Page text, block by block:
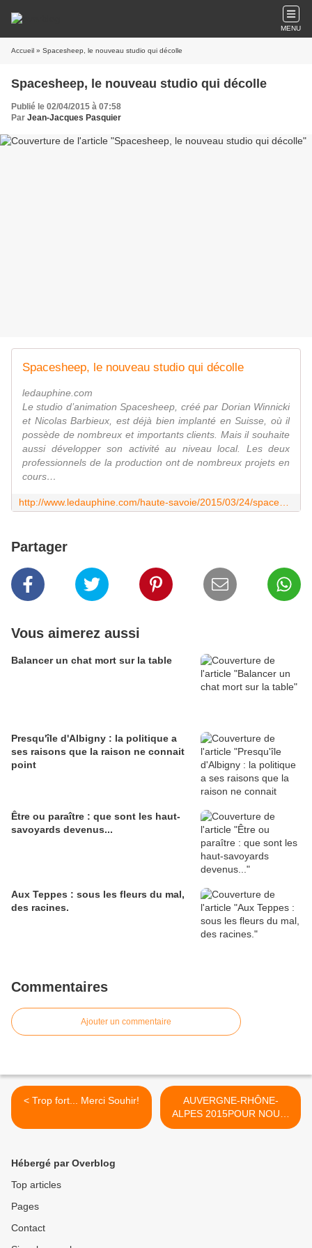
MENU
Accueil » Spacesheep, le nouveau studio qui décolle
Spacesheep, le nouveau studio qui décolle
Publié le 02/04/2015 à 07:58
Par Jean-Jacques Pasquier
Spacesheep, le nouveau studio qui décolle
ledauphine.com
Le studio d’animation Spacesheep, créé par Dorian Winnicki
et Nicolas Barbieux, est déjà bien implanté en Suisse, où il
possède de nombreux et importants clients. Mais il souhaite
aussi développer son activité au niveau local. Les deux
professionnels de la production ont de nombreux projets en
cours…
Partager
Vous aimerez aussi
Balancer un chat mort sur la table
Presqu'île d'Albigny : la politique a
ses raisons que la raison ne connait
point
Être ou paraître : que sont les haut-
savoyards devenus...
Aux Teppes : sous les fleurs du mal,
des racines.
Commentaires
Ajouter un commentaire
< Trop fort... Merci Souhir!
AUVERGNE-RHÔNE-
ALPES 2015POUR NOUS,
C'EST QUEYRANNE. >
Hébergé par Overblog
Top articles
Pages
Contact